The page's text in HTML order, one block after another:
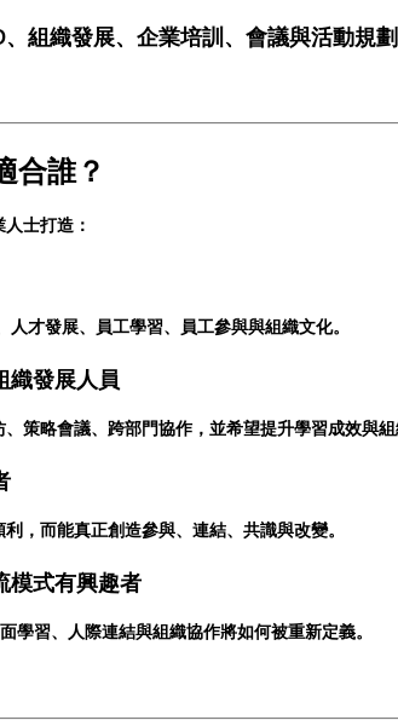
組織發展、企業培訓、會議與活動規
合誰？
士打造：
才發展、員工學習、員工參與與組織文化。
織發展人員
策略會議、跨部門協作，並希望提升學習成效與組
，而能真正創造參與、連結、共識與改變。
模式有興趣者
學習、人際連結與組織協作將如何被重新定義。